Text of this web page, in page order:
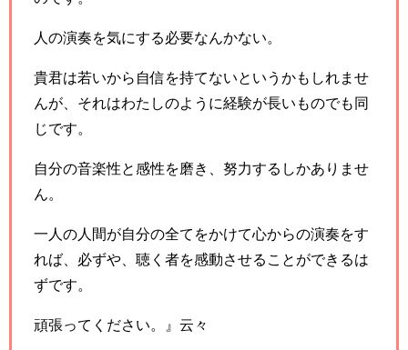
人の演奏を気にする必要なんかない。
貴君は若いから自信を持てないというかもしれませ
んが、それはわたしのように経験が長いものでも同
じです。
自分の音楽性と感性を磨き、努力するしかありませ
ん。
一人の人間が自分の全てをかけて心からの演奏をす
れば、必ずや、聴く者を感動させることができるは
ずです。
頑張ってください。』云々